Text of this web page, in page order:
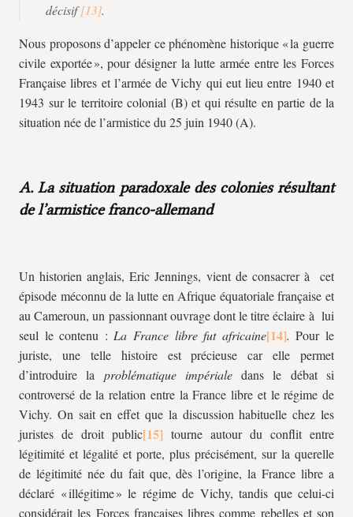
décisif
.
Nous proposons d’appeler ce phénomène historique « la guerre
civile exportée », pour désigner la lutte armée entre les Forces
Française libres et l’armée de Vichy qui eut lieu entre 1940 et
1943 sur le territoire colonial (B) et qui résulte en partie de la
situation née de l’armistice du 25 juin 1940 (A).
A. La situation paradoxale des colonies résultant
de l’armistice franco-allemand
Un historien anglais, Eric Jennings, vient de consacrer à cet
épisode méconnu de la lutte en Afrique équatoriale française et
au Cameroun, un passionnant ouvrage dont le titre éclaire à lui
seul le contenu : La France libre fut africaine .Pour le
juriste, une telle histoire est précieuse car elle permet
d’introduire la problématique impérialedans le débat si
controversé de la relation entre la France libre et le régime de
Vichy. On sait en effet que la discussion habituelle chez les
juristes de droit public
tourne autour du conflit entre
légitimité et légalité et porte, plus précisément, sur la querelle
de légitimité née du fait que, dès l’origine, la France libre a
déclaré « illégitime » le régime de Vichy, tandis que celui-ci
considérait les Forces françaises libres comme rebelles et son